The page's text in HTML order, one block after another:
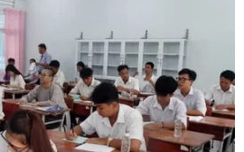
quả trứng do
Salmonella